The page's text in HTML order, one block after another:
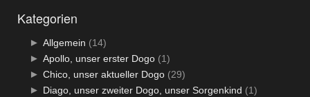
Kategorien
► Allgemein (14)
► Apollo, unser erster Dogo(1)
► Chico, unser aktueller Dogo(29)
► Diago, unser zweiter Dogo, unser Sorgenkind (1)